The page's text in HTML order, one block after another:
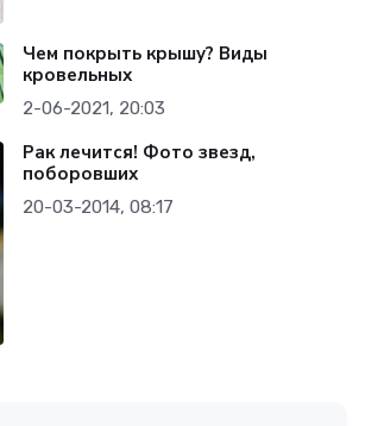
Чем покрыть крышу? Виды
кровельных
2-06-2021, 20:03
Рак лечится! Фото звезд,
поборовших
20-03-2014, 08:17